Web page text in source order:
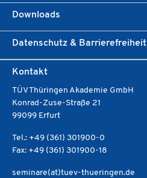
Downloads
Datenschutz & Barrierefreiheit
Kontakt
TÜV Thüringen Akademie GmbH
Konrad-Zuse-Straße 21
99099 Erfurt
Tel.: +49 (361) 301900-0
Fax: +49 (361) 301900-18
seminare(at)tuev-thueringen.de